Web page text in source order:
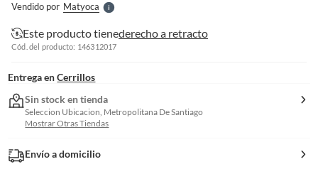
Vendido por MatyocaS
Este producto tienederecho a retracto
Cód. del producto: 146312017
Entrega en Cerrillos
Sin stock en tienda
Seleccion Ubicacion, Metropolitana De Santiago
Mostrar Otras Tiendas
Envío a domicilio